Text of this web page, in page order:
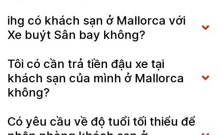
ihg có khách sạn ở Mallorca với
Xe buýt Sân bay không?
Tôi có cần trả tiền đậu xe tại
khách sạn của mình ở Mallorca
không?
Có yêu cầu về độ tuổi tối thiểu để